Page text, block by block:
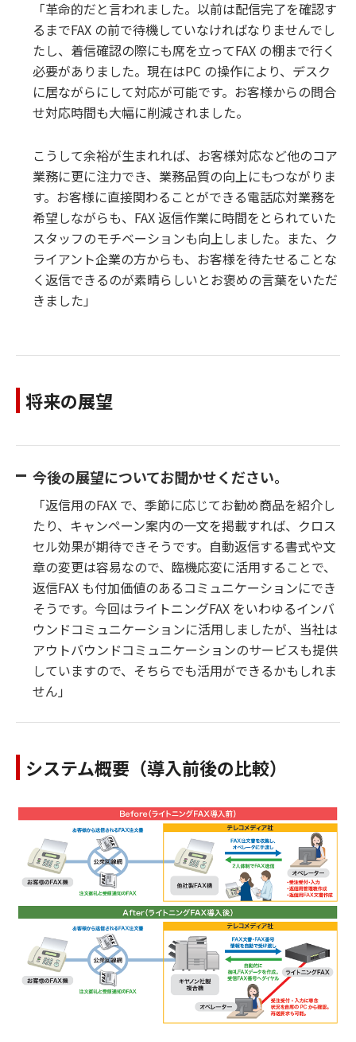
「革命的だと言われました。以前は配信完了を確認す
るまでFAX の前で待機していなければなりませんでし
たし、着信確認の際にも席を立ってFAX の棚まで行く
必要がありました。現在はPC の操作により、デスク
に居ながらにして対応が可能です。お客様からの問合
せ対応時間も大幅に削減されました。
こうして余裕が生まれれば、お客様対応など他のコア
業務に更に注力でき、業務品質の向上にもつながりま
す。お客様に直接関わることができる電話応対業務を
希望しながらも、FAX 返信作業に時間をとられていた
スタッフのモチベーションも向上しました。また、ク
ライアント企業の方からも、お客様を待たせることな
く返信できるのが素晴らしいとお褒めの言葉をいただ
きました」
将来の展望
今後の展望についてお聞かせください。
「返信用のFAX で、季節に応じてお勧め商品を紹介し
たり、キャンペーン案内の一文を掲載すれば、クロス
セル効果が期待できそうです。自動返信する書式や文
章の変更は容易なので、臨機応変に活用することで、
返信FAX も付加価値のあるコミュニケーションにでき
そうです。今回はライトニングFAX をいわゆるインバ
ウンドコミュニケーションに活用しましたが、当社は
アウトバウンドコミュニケーションのサービスも提供
していますので、そちらでも活用ができるかもしれま
せん」
システム概要（導入前後の比較）